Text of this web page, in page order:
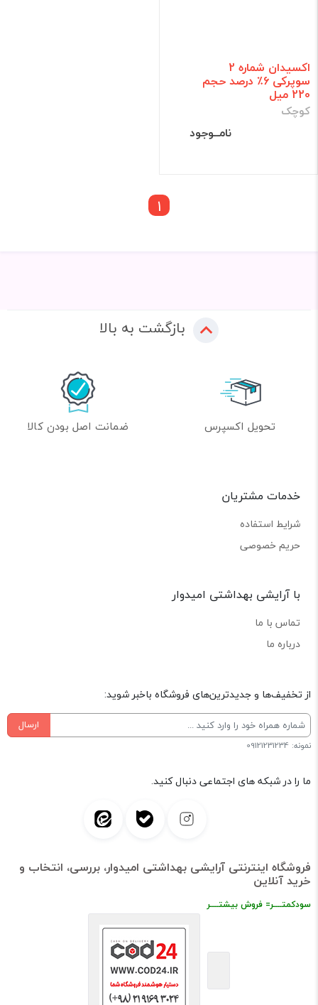
اکسیدان شماره 2
سوپرکی 6٪ درصد حجم
220 میل
کوچک
نامــوجود
1
بازگشت به بالا
تحویل اکسپرس ضمانت اصل بودن کالا
خدمات مشتریان
شرایط استفاده
حریم خصوصی
با آرایشی بهداشتی امیدوار
تماس با ما
درباره ما
از تخفیف‌ها و جدیدترین‌های فروشگاه باخبر شوید:
ارسال
نمونه: 09121231234
ما را در شبکه های اجتماعی دنبال کنید.
فروشگاه اینترنتی آرایشی بهداشتی امیدوار، بررسی، انتخاب و
خرید آنلاین
سودکمتــــر= فروش بیشتــــر